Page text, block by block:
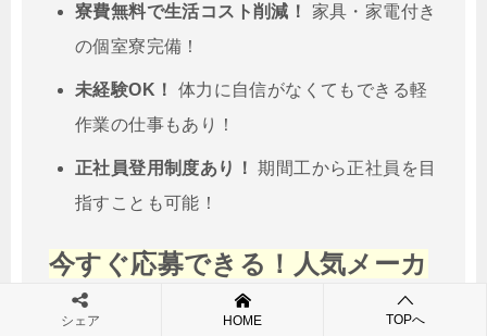
寮費無料で生活コスト削減！
家具・家電付き
の個室寮完備！
未経験OK！
体力に自信がなくてもできる軽
作業の仕事もあり！
正社員登用制度あり！ 期間工から正社員を目
指すことも可能！
今すぐ応募できる！人気メーカ
ーの求人を比較！
シェア HOME TOPへ